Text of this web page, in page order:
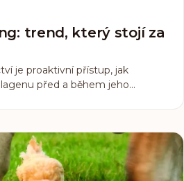
trend, který stojí za
je proaktivní přístup, jak
před a během jeho